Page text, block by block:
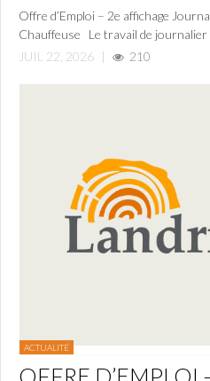
Offre d’Emploi – 2e affichage
Chauffeuse Le travail de journalier
JUIL 22, 2026 | 210
ACTUALITÉ
OFFRE D’EMPLOI